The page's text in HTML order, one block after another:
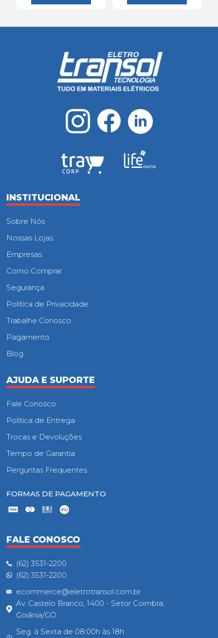
INSTITUCIONAL
Sobre Nós
Nossas Lojas
Empresas
Como Comprar
Segurança
Política de Privacidade
Trabalhe Conosco
Pagamento
Blog
AJUDA E SUPORTE
Fale Conosco
Política de Entrega
Trocas e Devoluções
Tempo de Garantia
Perguntas Frequentes
FORMAS DE PAGAMENTO
FALE CONOSCO
(62) 3531-2200
(62) 3531-2200
ecommerce@eletrotransol.com.br
Av. Castelo Branco, 1400 - Setor Coimbra,
Goiânia/GO
Seg. à Sexta de 08:00h às 18h.